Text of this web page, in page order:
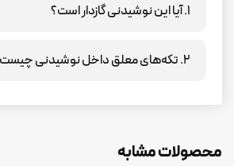
۱. آیا این نوشیدنی گازدار است؟
۲. تکه‌های معلق داخل نوشیدنی چیست؟
محصولات مشابه